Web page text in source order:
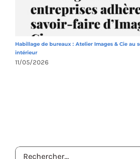
Habillage de bureaux : Atelier Images & Cie au
intérieur
11/05/2026
Rechercher: